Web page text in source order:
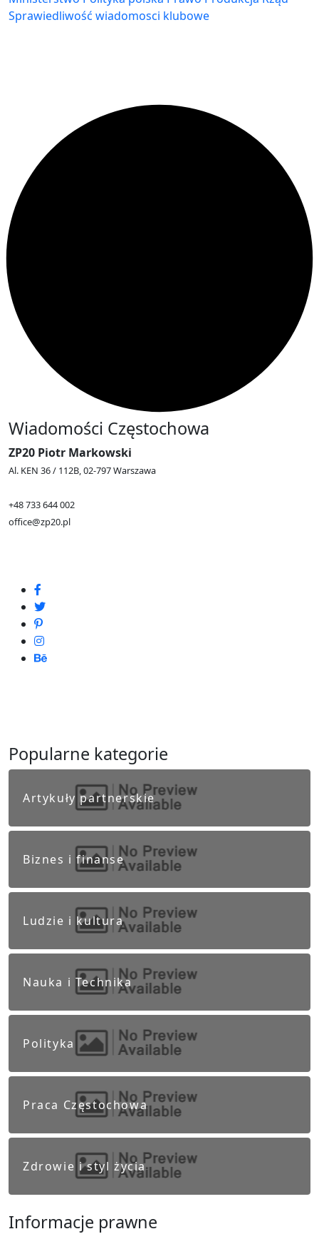
Sprawiedliwość wiadomosci klubowe
Wiadomości Częstochowa
ZP20 Piotr Markowski
Al. KEN 36 / 112B, 02-797 Warszawa
+48 733 644 002
office@zp20.pl
Popularne kategorie
Artykuły partnerskie
Biznes i finanse
Ludzie i kultura
Nauka i Technika
Polityka
Praca Częstochowa
Zdrowie i styl życia
Informacje prawne